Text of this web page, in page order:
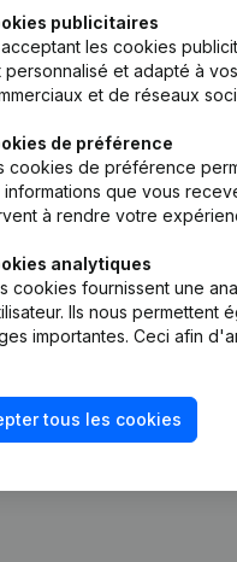
publicitaires
acceptant les cookies
personnalisé et adapté à
et de réseaux
de préférence
cookies de préférence
informations que vous
à rendre votre
analytiques
cookies fournissent une
Ils nous permettent
importantes. Ceci afin
tous les cookies
248D,